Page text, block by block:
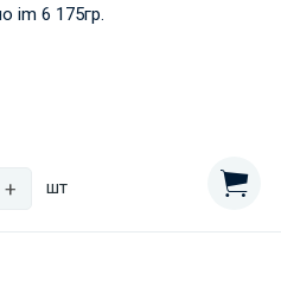
im 6 175гр.
+ шт